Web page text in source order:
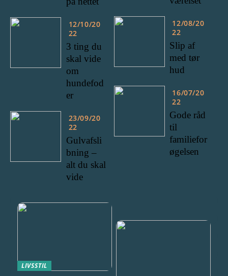
12/10/20
22
3 ting du
skal vide
om
hundefod
er
23/09/20
22
Gulvafsli
bning –
alt du skal
vide
12/08/20
22
Slip af
med tør
hud
16/07/20
22
Gode råd
til
familiefor
øgelsen
LIVSSTIL